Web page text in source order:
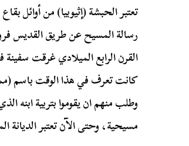
تعتبر الحبشة (إثيوبيا) من أوائل
رسالة المسيح عن طريق القديس
القرن الرابع الميلادي غرقت
كانت تعرف في هذا الوقت باسم
مسيحية، وحتى الآن تعتبر الديانة